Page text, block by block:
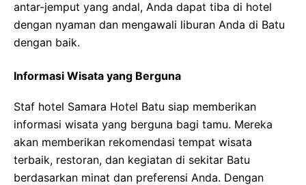
antar-jemput yang andal, Anda dapat tiba di hotel
dengan nyaman dan mengawali liburan Anda di Batu
dengan baik.
Informasi Wisata yang Berguna
Staf hotel Samara Hotel Batu siap memberikan
informasi wisata yang berguna bagi tamu. Mereka
akan memberikan rekomendasi tempat wisata
terbaik, restoran, dan kegiatan di sekitar Batu
berdasarkan minat dan preferensi Anda. Dengan